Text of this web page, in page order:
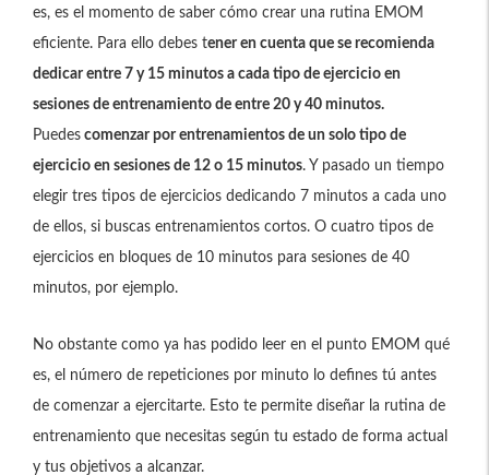
es, es el momento de saber cómo crear una rutina EMOM
eficiente. Para ello debes tener en cuenta que se recomienda
dedicar entre 7 y 15 minutos a cada tipo de ejercicio en
sesiones de entrenamiento de entre 20 y 40 minutos.
Puedes comenzar por entrenamientos de un solo tipo de
ejercicio en sesiones de 12 o 15 minutos. Y pasado un tiempo
elegir tres tipos de ejercicios dedicando 7 minutos a cada uno
de ellos, si buscas entrenamientos cortos. O cuatro tipos de
ejercicios en bloques de 10 minutos para sesiones de 40
minutos, por ejemplo.
No obstante como ya has podido leer en el punto EMOM qué
es, el número de repeticiones por minuto lo defines tú antes
de comenzar a ejercitarte. Esto te permite diseñar la rutina de
entrenamiento que necesitas según tu estado de forma actual
y tus objetivos a alcanzar.